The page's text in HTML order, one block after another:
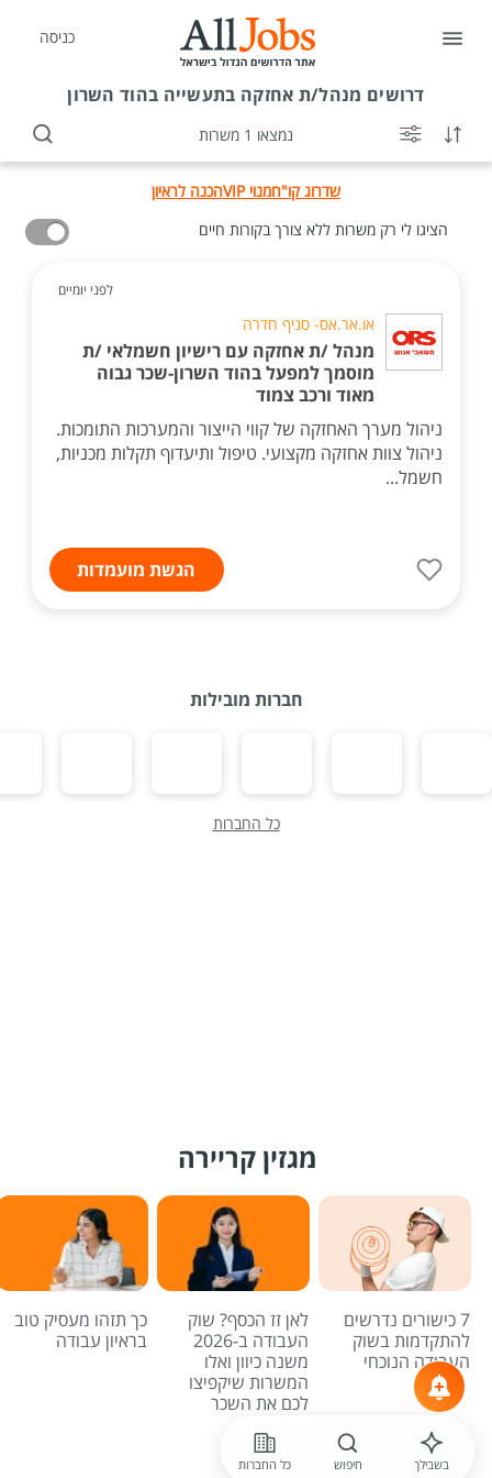
כניסה
דרושים מנהל/ת אחזקה בתעשייה בהוד השרון
נמצאו 1 משרות
שדרוג קו"חמנוי VIP
הכנה לראיון
הציגו לי רק משרות ללא צורך בקורות חיים
לפני יומיים
או.אר.אס- סניף חדרה
מנהל /ת אחזקה עם רישיון חשמלאי /ת
מוסמך למפעל בהוד השרון-שכר גבוה
מאוד ורכב צמוד
ניהול מערך האחזקה של קווי הייצור והמערכות התומכות.
ניהול צוות אחזקה מקצועי. טיפול ותיעדוף תקלות מכניות,
חשמל...
הגשת מועמדות
חברות מובילות
כל החברות
מגזין קריירה
7 כישורים נדרשים
להתקדמות בשוק
העבודה הנוכחי
לאן זז הכסף? שוק
העבודה ב-2026
משנה כיוון ואלו
המשרות שיקפיצו
לכם את השכר
כך תזהו מעסיק טוב
בראיון עבודה
לכל הכתבות
בשבילך חיפוש כל החברות